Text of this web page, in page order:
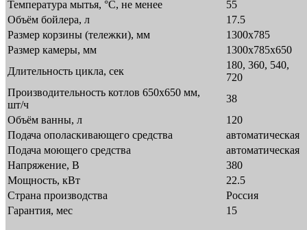
Температура мытья, °С, не менее
55
Объём бойлера, л
17.5
Размер корзины (тележки), мм
1300х785
Размер камеры, мм
1300х785х650
Длительность цикла, сек
180, 360, 540,
720
Производительность котлов 650х650 мм,
шт/ч
38
Объём ванны, л
120
Подача ополаскивающего средства
автоматическая
Подача моющего средства
автоматическая
Напряжение, В
380
Мощность, кВт
22.5
Страна производства
Россия
Гарантия, мес
15